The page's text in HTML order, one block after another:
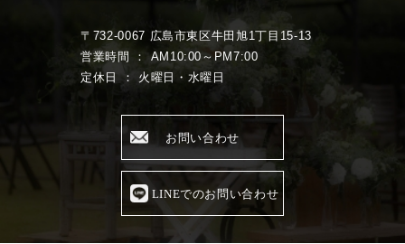
〒732-0067 広島市東区牛田旭1丁目15-13
営業時間 ： AM10:00～PM7:00
定休日 ： 火曜日・水曜日
お問い合わせ
LINEでのお問い合わせ